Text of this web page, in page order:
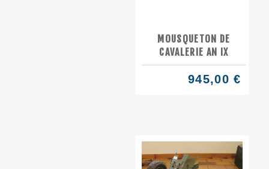
MOUSQUETON DE
CAVALERIE AN IX
945,00 €